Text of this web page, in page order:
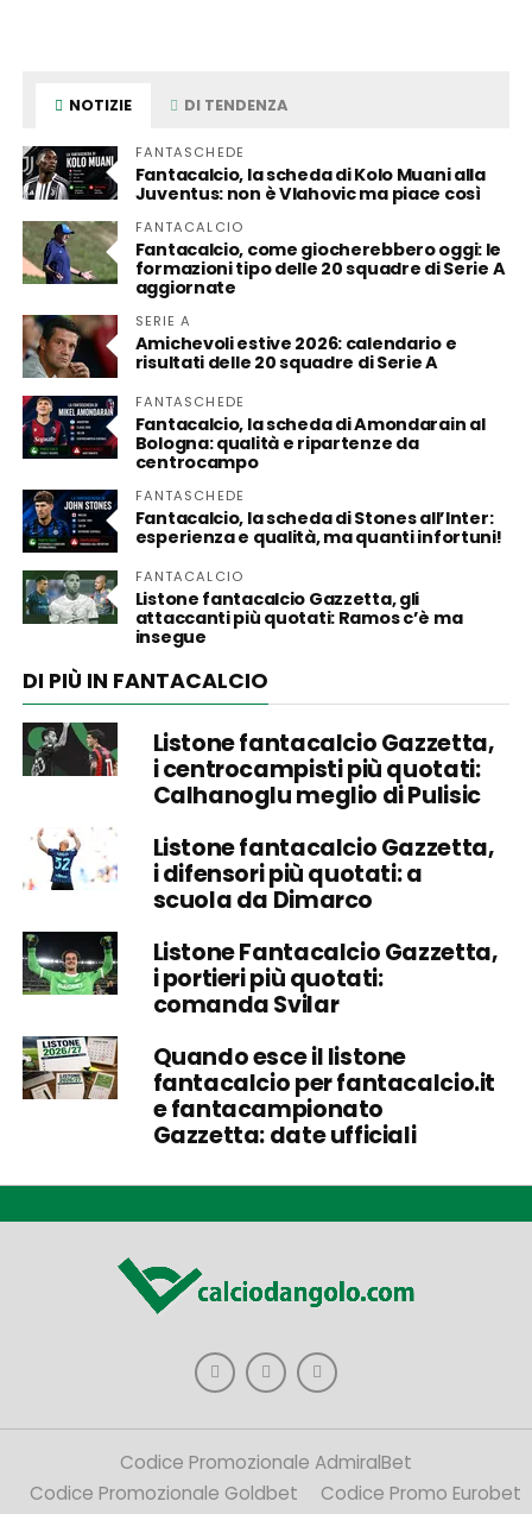
NOTIZIE DI TENDENZA
FANTASCHEDE
Fantacalcio, la scheda di Kolo Muani alla
Juventus: non è Vlahovic ma piace così
FANTACALCIO
Fantacalcio, come giocherebbero oggi: le
formazioni tipo delle 20 squadre di Serie A
aggiornate
SERIE A
Amichevoli estive 2026: calendario e
risultati delle 20 squadre di Serie A
FANTASCHEDE
Fantacalcio, la scheda di Amondarain al
Bologna: qualità e ripartenze da
centrocampo
FANTASCHEDE
Fantacalcio, la scheda di Stones all’Inter:
esperienza e qualità, ma quanti infortuni!
FANTACALCIO
Listone fantacalcio Gazzetta, gli
attaccanti più quotati: Ramos c’è ma
insegue
DI PIÙ IN FANTACALCIO
Listone fantacalcio Gazzetta,
i centrocampisti più quotati:
Calhanoglu meglio di Pulisic
Listone fantacalcio Gazzetta,
i difensori più quotati: a
scuola da Dimarco
Listone Fantacalcio Gazzetta,
i portieri più quotati:
comanda Svilar
Quando esce il listone
fantacalcio per fantacalcio.it
e fantacampionato
Gazzetta: date ufficiali
Codice Promozionale AdmiralBet
Codice Promozionale Goldbet
Codice Promo Eurobet